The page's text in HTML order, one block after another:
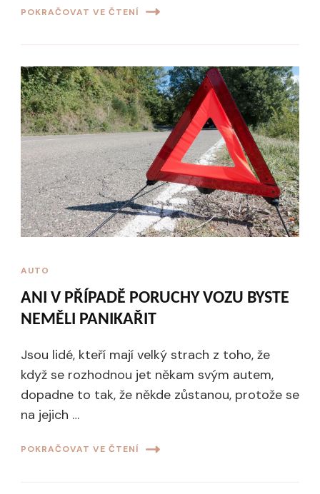
POKRAČOVAT VE ČTENÍ
AUTO
ANI V PŘÍPADĚ PORUCHY VOZU BYSTE
NEMĚLI PANIKAŘIT
Jsou lidé, kteří mají velký strach z toho, že
když se rozhodnou jet někam svým autem,
dopadne to tak, že někde zůstanou, protože se
na jejich …
POKRAČOVAT VE ČTENÍ